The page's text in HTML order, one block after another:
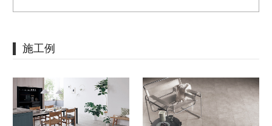
施工例